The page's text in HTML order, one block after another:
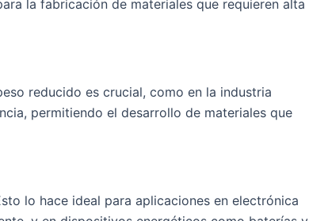
la fabricación de materiales que requieren alta
reducido es crucial, como en la industria
permitiendo el desarrollo de materiales que
lo hace ideal para aplicaciones en electrónica